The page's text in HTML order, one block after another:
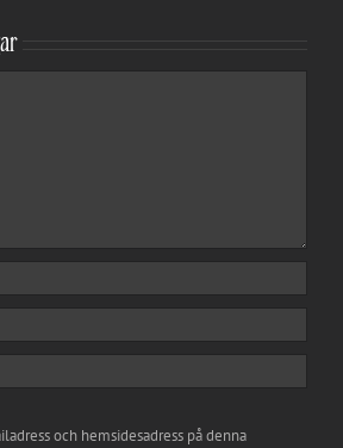
och hemsidesadress på denna